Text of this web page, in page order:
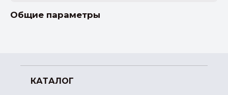
Общие параметры
КАТАЛОГ